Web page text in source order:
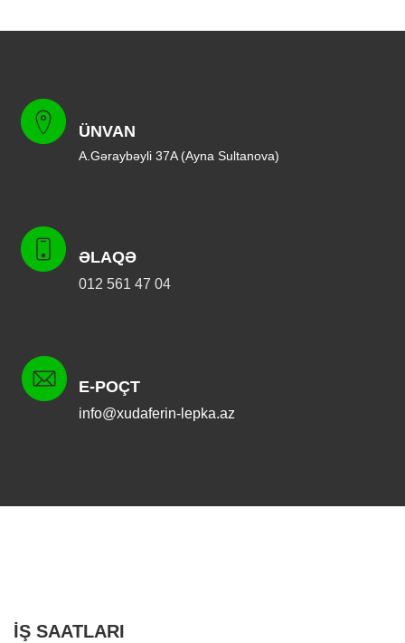
ÜNVAN
A.Gəraybəyli 37A (Ayna Sultanova)
ƏLAQƏ
012 561 47 04
E-POÇT
info@xudaferin-lepka.az
İŞ SAATLARI